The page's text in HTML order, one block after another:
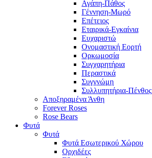
Αγάπη-Πάθος
Γέννηση-Μωρό
Επέτειος
Εταιρικά-Εγκαίνια
Ευχαριστώ
Ονομαστική Εορτή
Ορκωμοσία
Συγχαρητήρια
Περαστικά
Συγγνώμη
Συλλυπητήρια-Πένθος
Αποξηραμένα Άνθη
Forever Roses
Rose Bears
Φυτά
Φυτά
Φυτά Εσωτερικού Χώρου
Ορχιδέες